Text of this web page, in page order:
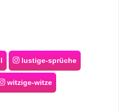
lustige-sprüche
witzige-witze